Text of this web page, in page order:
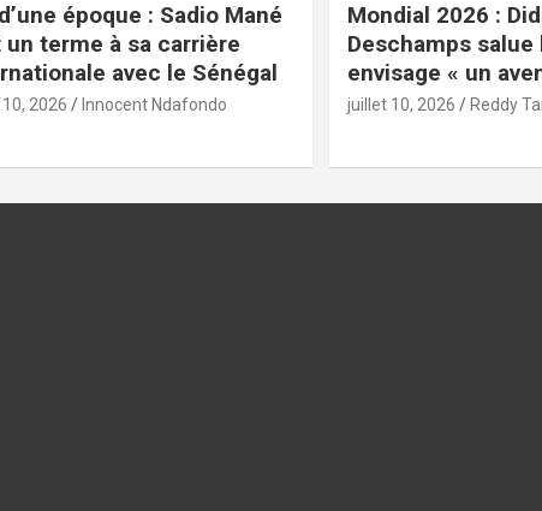
époque : Sadio Mané
un terme à sa carrière
avec le Sénégal
2026 Innocent Ndafondo
Mondial 2026 :
Deschamps
envisage « un
juillet 10, 2026 Reddy